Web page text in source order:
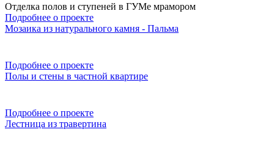
Отделка полов и ступеней в ГУМе мрамором
Подробнее о проекте
Мозаика из натурального камня - Пальма
Подробнее о проекте
Полы и стены в частной квартире
Подробнее о проекте
Лестница из травертина